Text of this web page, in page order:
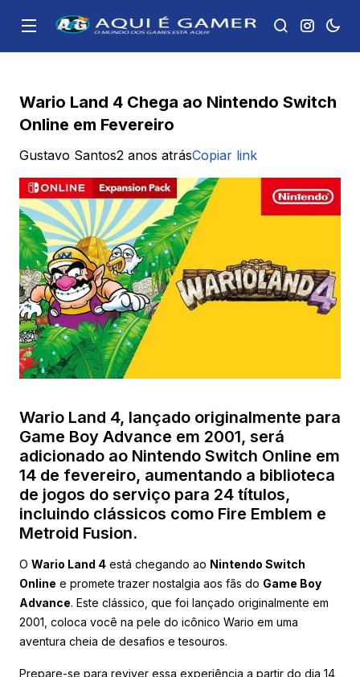
Wario Land 4 Chega ao Nintendo Switch
Online em Fevereiro
Gustavo Santos2 anos atrásCopiar link
Wario Land 4, lançado originalmente para
Game Boy Advance em 2001, será
adicionado ao Nintendo Switch Online em
14 de fevereiro, aumentando a biblioteca
de jogos do serviço para 24 títulos,
incluindo clássicos como Fire Emblem e
Metroid Fusion.
O Wario Land 4 está chegando ao Nintendo Switch
Online e promete trazer nostalgia aos fãs do Game Boy
Advance. Este clássico, que foi lançado originalmente em
2001, coloca você na pele do icônico Wario em uma
aventura cheia de desafios e tesouros.
Prepare-se para reviver essa experiência a partir do dia 14